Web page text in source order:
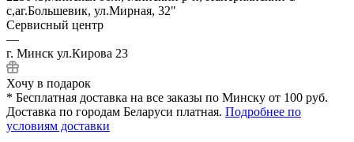
с,аг.Большевик, ул.Мирная, 32"
Сервисный центр
—
г. Минск ул.Кирова 23
Хочу в подарок
* Бесплатная доставка на все заказы по Минску от 100 руб.
Доставка по городам Беларуси платная. Подробнее по
условиям доставки